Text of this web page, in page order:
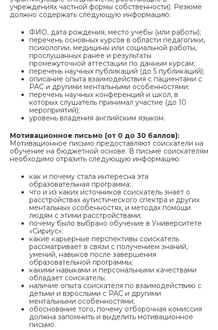
учреждениях частной формы собственности). Резюме
должно содержать следующую информацию:
ФИО, дата рождения, место учебы (или работы);
перечень основных курсов в области педагогики,
психологии, медицины или социальной работы,
прослушанных ранее и результаты
промежуточной аттестации по данным курсам;
перечень научных публикаций (до 5 публикаций);
описание опыта взаимодействия с пациентами с
РАС и другими ментальными особенностями;
перечень научных конференций и школ, в
которых слушатель принимал участие (до 10
мероприятий);
уровень владения английским языком.
Мотивационное письмо (от 0 до 30 баллов):
Мотивационное письмо предоставляют соискатели на
обучение на бюджетной основе. В письме соискателям
необходимо отразить следующую информацию:
как и почему стала интересна эта
образовательная программа;
что и из каких источников соискатель знает о
расстройствах аутистического спектра и других
ментальных особенностях, и методах помощи
людям с этими расстройствами;
почему было выбрано обучение в Университете
«Сириус»;
какие карьерные перспективы соискатель
рассматривает в связи с получением знаний,
умений, навыков после завершения
образовательной программы;
какими навыками и персональными качествами
обладает соискатель;
наличие опыта соискателя по взаимодействию с
детьми и взрослыми с РАС и другими
ментальными особенностями;
обоснование того, почему отборочная комиссия
должна запомнить и выделить мотивационное
письмо.